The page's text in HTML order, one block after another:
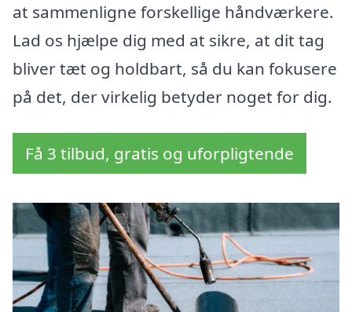
at sammenligne forskellige håndværkere.
Lad os hjælpe dig med at sikre, at dit tag
bliver tæt og holdbart, så du kan fokusere
på det, der virkelig betyder noget for dig.
Få 3 tilbud, gratis og uforpligtende